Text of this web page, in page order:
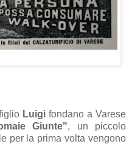
Luigi fondano a Varese
Giunte", un piccolo
per la prima volta vengono